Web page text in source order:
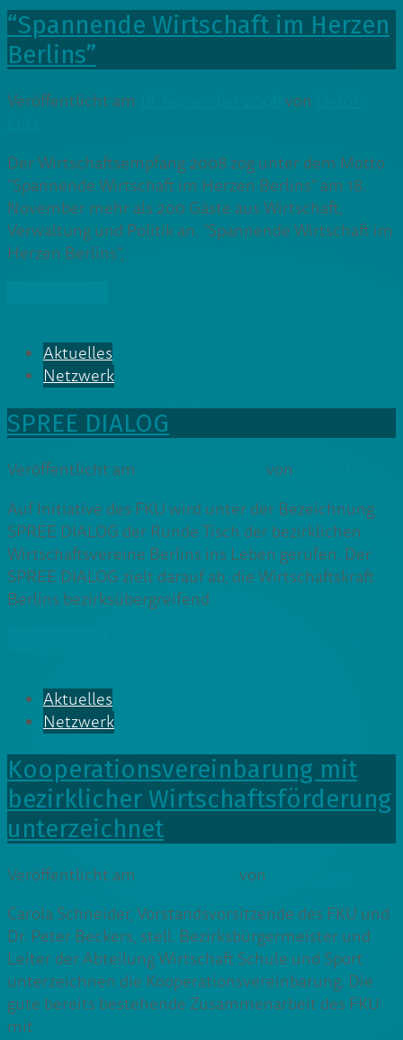
“Spannende Wirtschaft im Herzen
Berlins”
Veröffentlicht am von
Der Wirtschaftsempfang 2008 zog unter dem Motto
“Spannende Wirtschaft im Herzen Berlins” am 18.
November mehr als 200 Gäste aus Wirtschaft,
Verwaltung und Politik an. “Spannende Wirtschaft im
Herzen Berlins”,
Aktuelles
Netzwerk
SPREE DIALOG
Veröffentlicht am von
Auf Initiative des FKU wird unter der Bezeichnung
SPREE DIALOG der Runde Tisch der bezirklichen
Wirtschaftsvereine Berlins ins Leben gerufen. Der
SPREE DIALOG zielt darauf ab, die Wirtschaftskraft
Berlins bezirksübergreifend
Aktuelles
Netzwerk
Kooperationsvereinbarung mit
bezirklicher Wirtschaftsförderung
unterzeichnet
Veröffentlicht am von
Carola Schneider, Vorstandsvorsitzende des FKU und
Dr. Peter Beckers, stell. Bezirksbürgermeister und
Leiter der Abteilung Wirtschaft Schule und Sport
unterzeichnen die Kooperationsvereinbarung. Die
gute bereits bestehende Zusammenarbeit des FKU
mit